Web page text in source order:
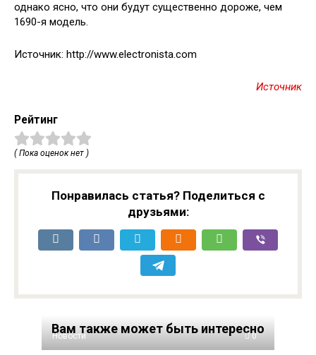
однако ясно, что они будут существенно дороже, чем
1690-я модель.
Источник: http://www.electronista.com
Источник
Рейтинг
( Пока оценок нет )
Понравилась статья? Поделиться с
друзьями:
Вам также может быть интересно
Новости 0